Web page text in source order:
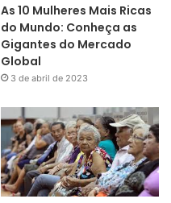
As 10 Mulheres Mais Ricas
do Mundo: Conheça as
Gigantes do Mercado
Global
3 de abril de 2023